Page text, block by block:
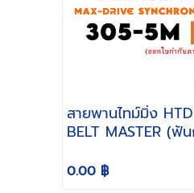
สายพานไทม์มิ่ง HTD 5M- 305
BELT MASTER (ฟั
0.00 ฿